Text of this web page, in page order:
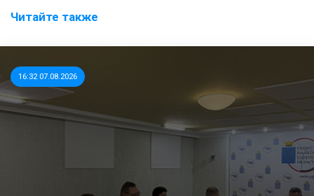
Читайте также
16:32 07.08.2026